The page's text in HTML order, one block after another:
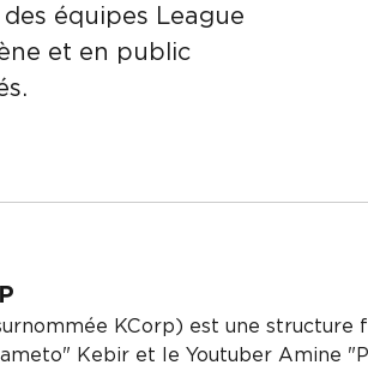
équipes League
et en public
KCorp) est une
Kebir et le Youtuber Amine